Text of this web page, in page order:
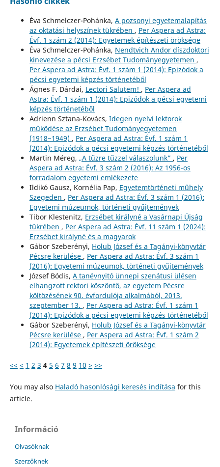
Éva Schmelczer-Pohánka, A pozsonyi egyetemalapítás
az oktatási helyszínek tükrében , Per Aspera ad Astra:
Évf. 1 szám 2 (2014): Egyetemek építészeti öröksége
Éva Schmelczer-Pohánka, Nendtvich Andor díszdoktori
kinevezése a pécsi Erzsébet Tudományegyetemen ,
Per Aspera ad Astra: Évf. 1 szám 1 (2014): Epizódok a
pécsi egyetemi képzés történetéből
Ágnes F. Dárdai, Lectori Salutem! , Per Aspera ad
Astra: Évf. 1 szám 1 (2014): Epizódok a pécsi egyetemi
képzés történetéből
Adrienn Sztana-Kovács, Idegen nyelvi lektorok
működése az Erzsébet Tudományegyetemen
(1918−1949) , Per Aspera ad Astra: Évf. 1 szám 1
(2014): Epizódok a pécsi egyetemi képzés történetéből
Martin Méreg, „A tűzre tűzzel válaszolunk” , Per
Aspera ad Astra: Évf. 3 szám 2 (2016): Az 1956-os
forradalom egyetemi emlékezete
Ildikó Gausz, Kornélia Pap, Egyetemtörténeti műhely
Szegeden , Per Aspera ad Astra: Évf. 3 szám 1 (2016):
Egyetemi múzeumok, történeti gyűjtemények
Tibor Klestenitz, Erzsébet királyné a Vasárnapi Újság
tükrében , Per Aspera ad Astra: Évf. 11 szám 1 (2024):
Erzsébet királyné és a magyarok
Gábor Szeberényi, Holub József és a Tagányi-könyvtár
Pécsre kerülése , Per Aspera ad Astra: Évf. 3 szám 1
(2016): Egyetemi múzeumok, történeti gyűjtemények
József Bódis, A tanévnyitó ünnepi szenátusi ülésen
elhangzott rektori köszöntő, az egyetem Pécsre
költözésének 90. évfordulója alkalmából, 2013.
szeptember 13. , Per Aspera ad Astra: Évf. 1 szám 1
(2014): Epizódok a pécsi egyetemi képzés történetéből
Gábor Szeberényi, Holub József és a Tagányi-könyvtár
Pécsre kerülése , Per Aspera ad Astra: Évf. 1 szám 2
(2014): Egyetemek építészeti öröksége
<< < 1 2 3 4 5 6 7 8 9 10 > >>
You may also Haladó hasonlósági keresés indítása for this
article.
Információ
Olvasóknak
Szerzőknek